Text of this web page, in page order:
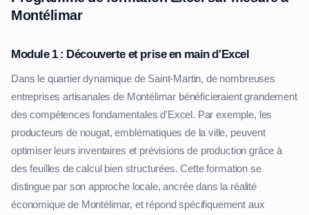
Montélimar
Module 1 : Découverte et prise en main d'Excel
Dans le quartier dynamique de Saint-Martin, de nombreuses
entreprises artisanales de Montélimar bénéficieraient grandement
des compétences fondamentales d'Excel. Par exemple, les
producteurs de nougat, emblématiques de la ville, peuvent
optimiser leurs inventaires et prévisions de production grâce à
des feuilles de calcul bien structurées. Cette formation se
distingue par son approche locale, ancrée dans la réalité
économique de Montélimar, et répond spécifiquement aux